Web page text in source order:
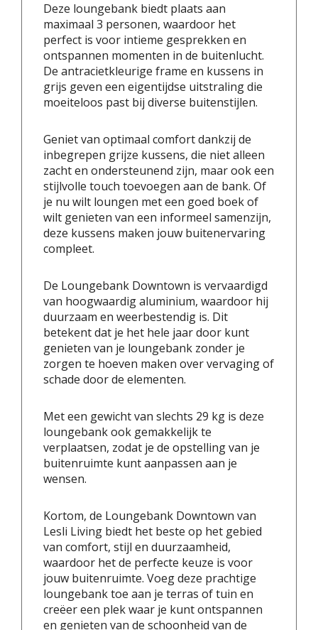
Deze loungebank biedt plaats aan
maximaal 3 personen, waardoor het
perfect is voor intieme gesprekken en
ontspannen momenten in de buitenlucht.
De antracietkleurige frame en kussens in
grijs geven een eigentijdse uitstraling die
moeiteloos past bij diverse buitenstijlen.
Geniet van optimaal comfort dankzij de
inbegrepen grijze kussens, die niet alleen
zacht en ondersteunend zijn, maar ook een
stijlvolle touch toevoegen aan de bank. Of
je nu wilt loungen met een goed boek of
wilt genieten van een informeel samenzijn,
deze kussens maken jouw buitenervaring
compleet.
De Loungebank Downtown is vervaardigd
van hoogwaardig aluminium, waardoor hij
duurzaam en weerbestendig is. Dit
betekent dat je het hele jaar door kunt
genieten van je loungebank zonder je
zorgen te hoeven maken over vervaging of
schade door de elementen.
Met een gewicht van slechts 29 kg is deze
loungebank ook gemakkelijk te
verplaatsen, zodat je de opstelling van je
buitenruimte kunt aanpassen aan je
wensen.
Kortom, de Loungebank Downtown van
Lesli Living biedt het beste op het gebied
van comfort, stijl en duurzaamheid,
waardoor het de perfecte keuze is voor
jouw buitenruimte. Voeg deze prachtige
loungebank toe aan je terras of tuin en
creëer een plek waar je kunt ontspannen
en genieten van de schoonheid van de